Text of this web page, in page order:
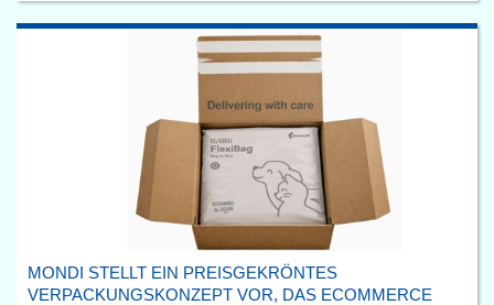
MONDI STELLT EIN PREISGEKRÖNTES
VERPACKUNGSKONZEPT VOR, DAS ECOMMERCE